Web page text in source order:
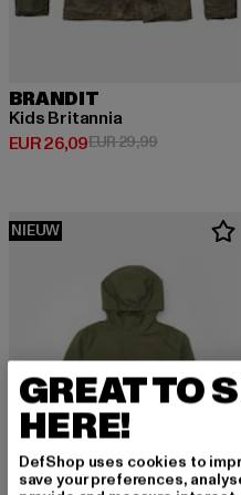
BRANDIT
Kids Britannia
EUR 26,09
Huidige prijs: EUR 26,09
EUR 29,99Actieprijs:
NIEUW
GREAT TO
HERE!
DefShop uses cookies to
save your preferences,